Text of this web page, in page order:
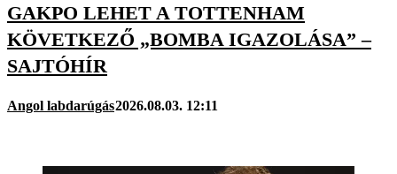
GAKPO LEHET A TOTTENHAM
KÖVETKEZŐ „BOMBA IGAZOLÁSA” –
SAJTÓHÍR
Angol labdarúgás2026.08.03. 12:11